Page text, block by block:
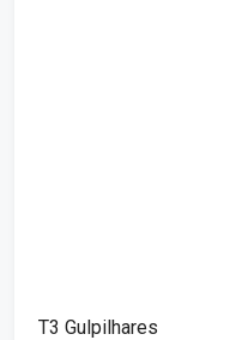
T3 Gulpilhares